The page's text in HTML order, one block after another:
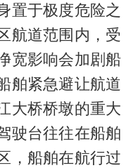
置于极度危险之
航道范围内，受
宽影响会加剧船
舶紧急避让航道
大桥桥墩的重大
驶台往往在船舶
，船舶在航行过